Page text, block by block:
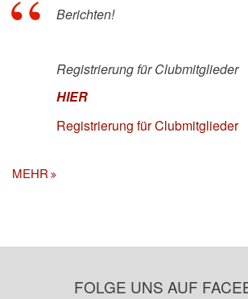
Berichten!
Registrierung für Clubmitglieder
HIER
Registrierung für Clubmitglieder
MEHR
FOLGE UNS AUF